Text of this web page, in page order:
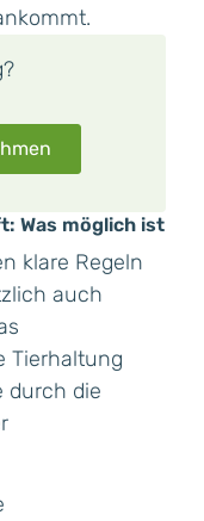
Was möglich ist
klare Regeln
auch
Tierhaltung
durch die